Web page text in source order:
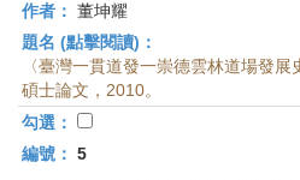
作者： 董坤耀
題名 (點擊閱讀)：
〈臺灣一貫道發一崇德雲林道場發
碩士論文，2010。
勾選：
編號： 5